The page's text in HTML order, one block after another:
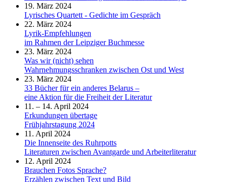
19. März 2024
Lyrisches Quartett - Gedichte im Gespräch
22. März 2024
Lyrik-Empfehlungen
im Rahmen der Leipziger Buchmesse
23. März 2024
Was wir (nicht) sehen
Wahrnehmungsschranken zwischen Ost und West
23. März 2024
33 Bücher für ein anderes Belarus –
eine Aktion für die Freiheit der Literatur
11. – 14. April 2024
Erkundungen übertage
Frühjahrstagung 2024
11. April 2024
Die Innenseite des Ruhrpotts
Literaturen zwischen Avantgarde und Arbeiterliteratur
12. April 2024
Brauchen Fotos Sprache?
Erzählen zwischen Text und Bild